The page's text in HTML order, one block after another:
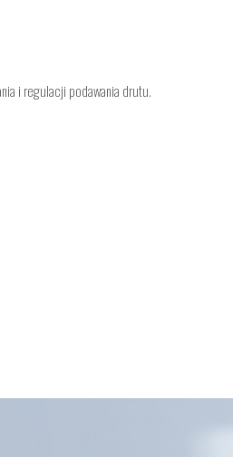
i regulacji podawania drutu.